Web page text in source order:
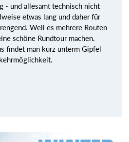
- und allesamt technisch nicht
etwas lang und daher für
Weil es mehrere Routen
schöne Rundtour machen.
findet man kurz unterm Gipfel